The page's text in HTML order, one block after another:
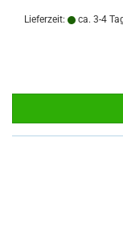
Lieferzeit: ca. 3-4